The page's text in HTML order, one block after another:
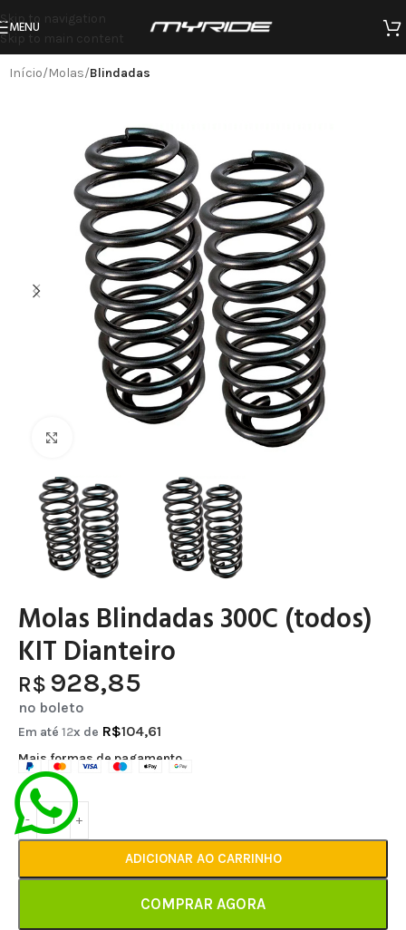
Skip to navigation
Skip to main content
MENU
Início Molas Blindadas
Molas Blindadas 300C (todos)
KIT Dianteiro
R$ 928,85
no boleto
Em até 12x de R$104,61
Mais formas de pagamento
ADICIONAR AO CARRINHO
COMPRAR AGORA